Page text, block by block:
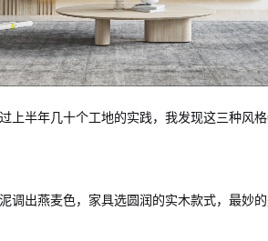
上半年几十个工地的实践，我发现这三种
调出燕麦色，家具选圆润的实木款式，最